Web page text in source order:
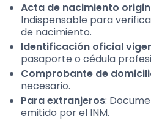
Acta de nacimiento
Indispensable para
de nacimiento.
Identificación oficial
pasaporte o cédula
Comprobante de
necesario.
Para extranjeros:
emitido por el INM.